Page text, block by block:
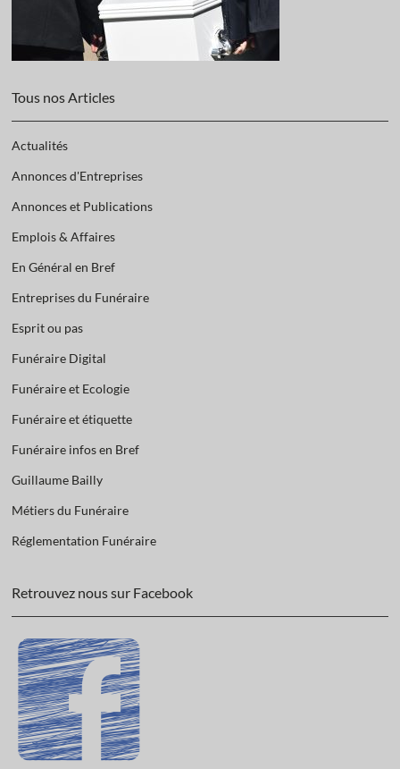
Tous nos Articles
Actualités
Annonces d'Entreprises
Annonces et Publications
Emplois & Affaires
En Général en Bref
Entreprises du Funéraire
Esprit ou pas
Funéraire Digital
Funéraire et Ecologie
Funéraire et étiquette
Funéraire infos en Bref
Guillaume Bailly
Métiers du Funéraire
Réglementation Funéraire
Retrouvez nous sur Facebook